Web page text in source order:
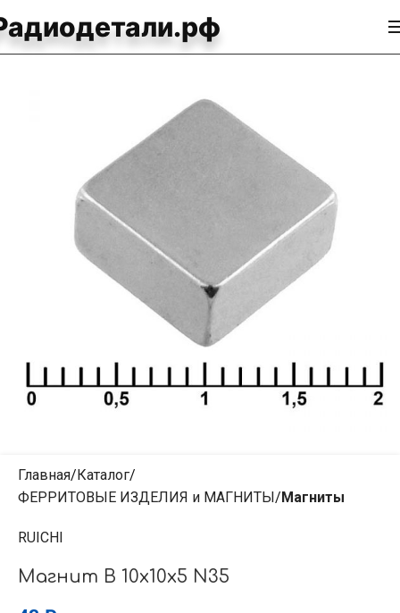
Главная Каталог
ФЕРРИТОВЫЕ ИЗДЕЛИЯ и МАГНИТЫ Магниты
RUICHI
Магнит B 10x10x5 N35